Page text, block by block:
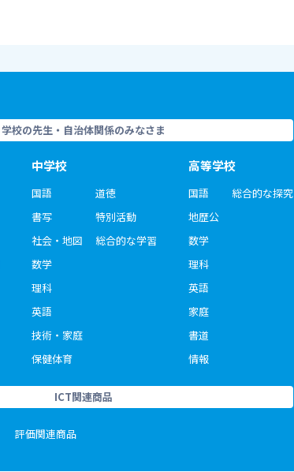
学校の先生・自治体関係のみなさま
中学校
国語
書写
社会・地図
数学
理科
英語
技術・家庭
保健体育
道徳
特別活動
総合的な学習
高等学校
国語
地歴公
数学
理科
英語
家庭
書道
情報
総合的な探究
ICT関連商品
評価関連商品